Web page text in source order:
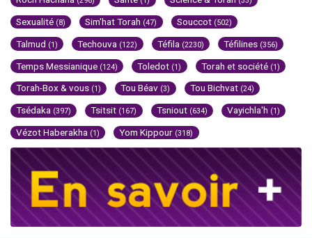
Sexualité (8) Sim'hat Torah (47) Souccot (502)
Talmud (1) Techouva (122) Téfila (2230) Téfilines (356)
Temps Messianique (124) Toledot (1) Torah et société (1)
Torah-Box & vous (1) Tou Béav (3) Tou Bichvat (24)
Tsédaka (397) Tsitsit (167) Tsniout (634) Vayichla'h (1)
Vézot Haberakha (1) Yom Kippour (318)